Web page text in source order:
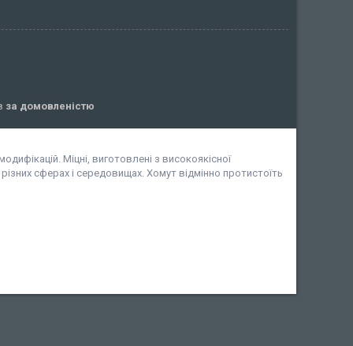
за домовленістю
Міцні, виготовлені з високоякісної
сферах і середовищах. Хомут відмінно протистоїть